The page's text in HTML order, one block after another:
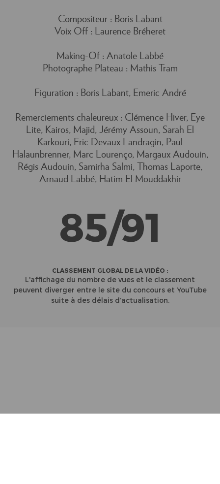
Compositeur : Boris Labant
Voix Off : Laurence Bréheret
Making-Of : Anatole Labbé
Photographe Plateau : Mathis Tram
Figuration : Boris Labant, Emeric André
Remerciements chaleureux : Clémence Hiver, Eye
Lite, Kairos, Majid, Jérémy Assoun, Sarah El
Karkouri, Eric Devaux Landragin, Paul
Halaunbrenner, Marc Lourenço, Margaux Audouin,
Régis Audouin, Samirha Salmi, Thomas Laporte,
Arnaud Labbé, Hatim El Mouddakhir
85/91
CLASSEMENT GLOBAL DE LA VIDÉO :
L'affichage du nombre de vues et le classement
peuvent diverger entre le site du concours et YouTube
suite à des délais d’actualisation.